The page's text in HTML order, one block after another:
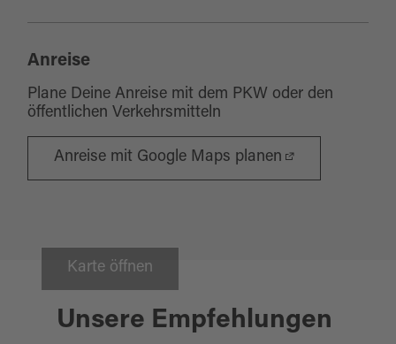
Karte öffnen
Anreise
Plane Deine Anreise mit dem PKW oder den
öffentlichen Verkehrsmitteln
Anreise mit Google Maps planen
Unsere Empfehlungen
GASTHAUS DOBMEIER & HUBSIS